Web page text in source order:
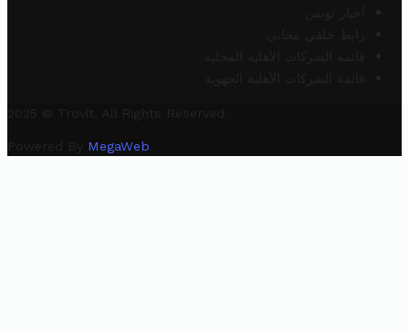
أخبار تونس
رابط خلفي مجاني
قائمة الشركات الأهلية المحلية
قائمة الشركات الأهلية الجهوية
2025 © Trovit. All Rights Reserved.
Powered By MegaWeb